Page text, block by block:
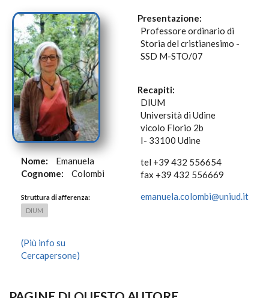
Nome:
Emanuela
Cognome:
Colombi
Struttura di afferenza:
DIUM
(Più info su
Cercapersone)
Presentazione:
Professore ordinario di
Storia del cristianesimo -
SSD M-STO/07
Recapiti:
DIUM
Università di Udine
vicolo Florio 2b
I- 33100 Udine
tel +39 432 556654
fax +39 432 556669
emanuela.colombi@uniud.it